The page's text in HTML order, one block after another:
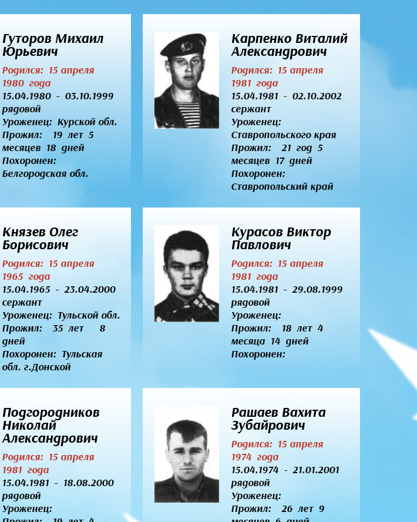
Гуторов Михаил
Юрьевич
Родился: 15 апреля
1980 года
15.04.1980 - 03.10.1999
рядовой
Уроженец: Курской обл.
Прожил: 19 лет 5
месяцев 18 дней
Похоронен:
Белгородская обл.
Карпенко Виталий
Александрович
Родился: 15 апреля
1981 года
15.04.1981 - 02.10.2002
сержант
Уроженец:
Ставропольского края
Прожил: 21 год 5
месяцев 17 дней
Похоронен:
Ставропольский край
Князев Олег
Борисович
Родился: 15 апреля
1965 года
15.04.1965 - 23.04.2000
сержант
Уроженец: Тульской обл.
Прожил: 35 лет 8
дней
Похоронен: Тульская
обл. г.Донской
Курасов Виктор
Павлович
Родился: 15 апреля
1981 года
15.04.1981 - 29.08.1999
рядовой
Уроженец:
Прожил: 18 лет 4
месяца 14 дней
Похоронен:
Подгородников
Николай
Александрович
Родился: 15 апреля
1981 года
15.04.1981 - 18.08.2000
рядовой
Уроженец:
Рашаев Вахита
Зубайрович
Родился: 15 апреля
1974 года
15.04.1974 - 21.01.2001
рядовой
Уроженец:
Прожил: 26 лет 9